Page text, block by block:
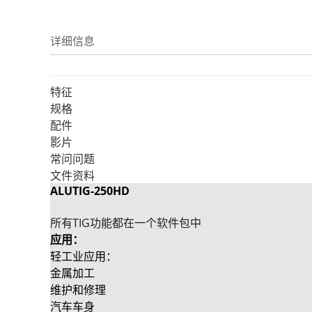
详细信息
特征
规格
配件
影片
常问问题
文件资料
ALUTIG-250HD
所有TIG功能都在一个软件包中
应用：
轻工业应用：
金属加工
维护和修理
汽车车身